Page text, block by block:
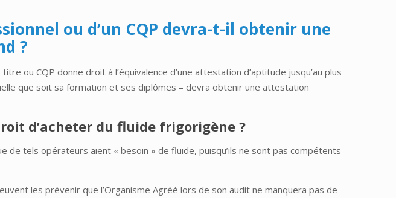
ou d’un CQP devra-t-il obtenir une
?
ou CQP donne droit à l’équivalence d’une attestation d’aptitude jusqu’au plus
que soit sa formation et ses diplômes – devra obtenir une attestation
d’acheter du fluide frigorigène ?
de tels opérateurs aient « besoin » de fluide, puisqu’ils ne sont pas compétents
les prévenir que l’Organisme Agréé lors de son audit ne manquera pas de